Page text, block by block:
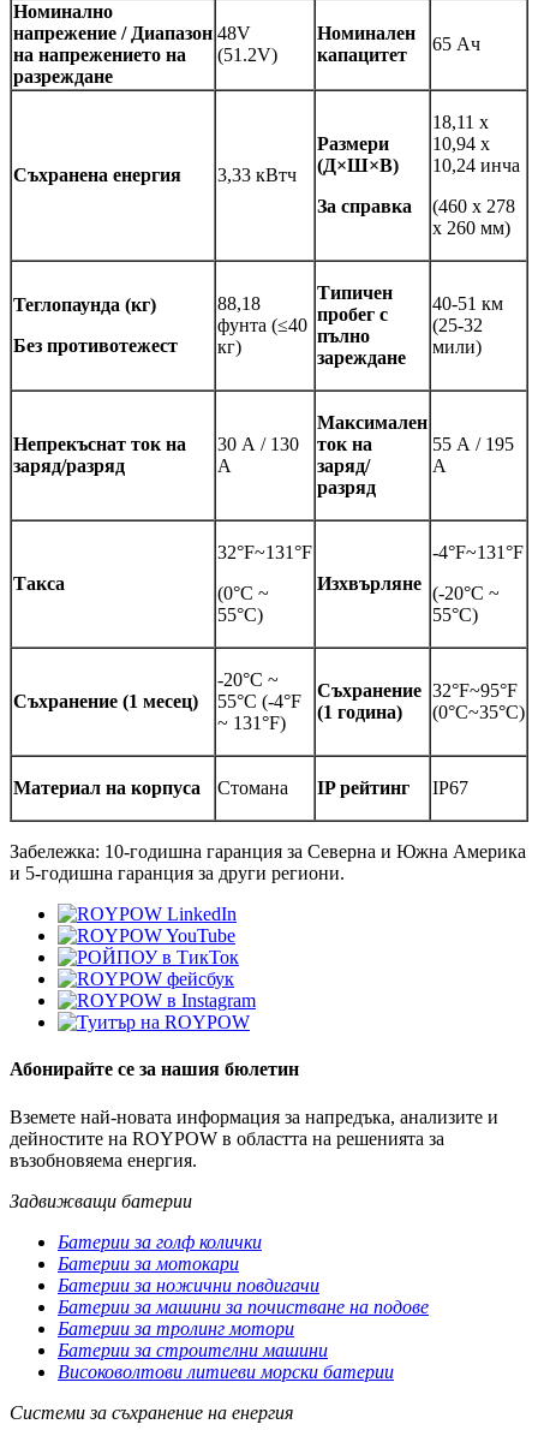
Номинално
напрежение / Диапазон
на напрежението на
разреждане
48V
(51.2V)
Номинален
капацитет
65 Ач
Съхранена енергия 3,33 кВтч
Размери
(Д×Ш×В)
За справка
18,11 x
10,94 x
10,24 инча
(460 x 278
x 260 мм)
Теглопаунда (кг)
Без противотежест
88,18
фунта (≤40
кг)
Типичен
пробег с
пълно
зареждане
40-51 км
(25-32
мили)
Непрекъснат ток на
заряд/разряд
30 А / 130
А
Максимален
ток на
заряд/
разряд
55 А / 195
А
Такса
32°F~131°F
(0°C ~
55°C)
Изхвърляне
-4°F~131°F
(-20°C ~
55°C)
Съхранение (1 месец)
-20°C ~
55°C (-4°F
~ 131°F)
Съхранение
(1 година)
32°F~95°F
(0°C~35°C)
Материал на корпуса Стомана IP рейтинг IP67
Забележка: 10-годишна гаранция за Северна и Южна Америка
и 5-годишна гаранция за други региони.
Абонирайте се за нашия бюлетин
Вземете най-новата информация за напредъка, анализите и
дейностите на ROYPOW в областта на решенията за
възобновяема енергия.
Задвижващи батерии
Батерии за голф колички
Батерии за мотокари
Батерии за ножични повдигачи
Батерии за машини за почистване на подове
Батерии за тролинг мотори
Батерии за строителни машини
Високоволтови литиеви морски батерии
Системи за съхранение на енергия